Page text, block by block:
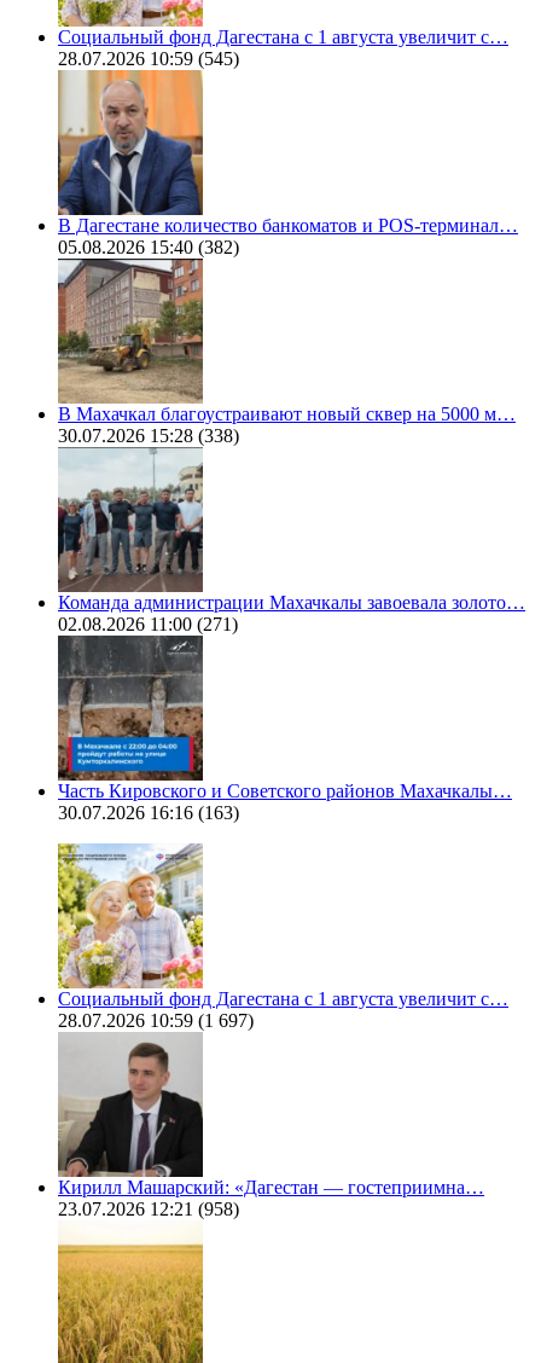
Социальный фонд Дагестана с 1 августа увеличит с…
28.07.2026 10:59 (545)
В Дагестане количество банкоматов и POS-терминал…
05.08.2026 15:40 (382)
В Махачкал благоустраивают новый сквер на 5000 м…
30.07.2026 15:28 (338)
Команда администрации Махачкалы завоевала золото…
02.08.2026 11:00 (271)
Часть Кировского и Советского районов Махачкалы…
30.07.2026 16:16 (163)
Социальный фонд Дагестана с 1 августа увеличит с…
28.07.2026 10:59 (1 697)
Кирилл Машарский: «Дагестан — гостеприимна…
23.07.2026 12:21 (958)